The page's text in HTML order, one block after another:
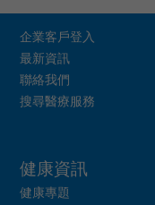
企業客戶登入
最新資訊
聯絡我們
搜尋醫療服務
健康資訊
健康專題